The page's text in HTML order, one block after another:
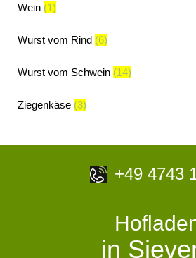
Wein (1)
Wurst vom Rind (6)
Wurst vom Schwein (14)
Ziegenkäse (3)
+49 4743
in